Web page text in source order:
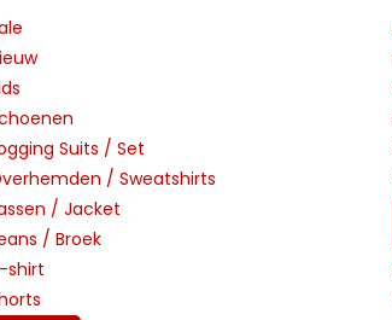
Suits / Set
/ Sweatshirts
/ Jacket
/ Broek
shirt